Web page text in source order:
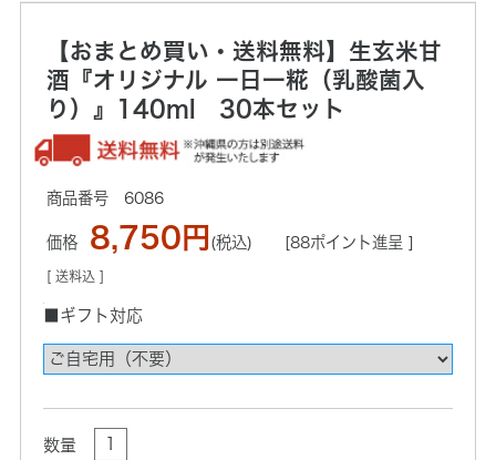
【おまとめ買い・送料無料】生玄米甘
酒『オリジナル 一日一糀（乳酸菌入
り）』140ml 30本セット
6086
価格 8,750円 (税込) [88ポイント進呈 ]
[ 送料込 ]
■ギフト対応
数量